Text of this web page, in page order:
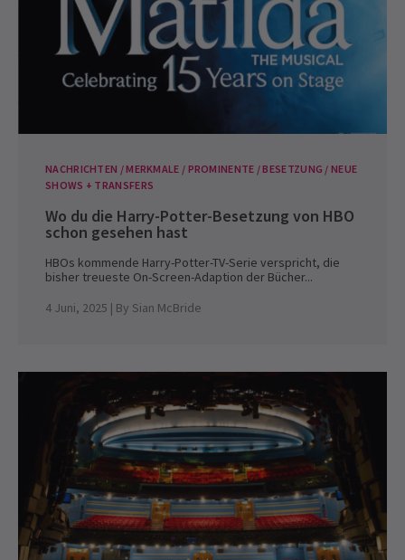
NACHRICHTEN / MERKMALE / PROMINENTE / BESETZUNG / NEUE
SHOWS + TRANSFERS
Wo du die Harry-Potter-Besetzung von HBO
schon gesehen hast
HBOs kommende Harry-Potter-TV-Serie verspricht, die
bisher treueste On-Screen-Adaption der Bücher...
4 Juni, 2025 | By Sian McBride